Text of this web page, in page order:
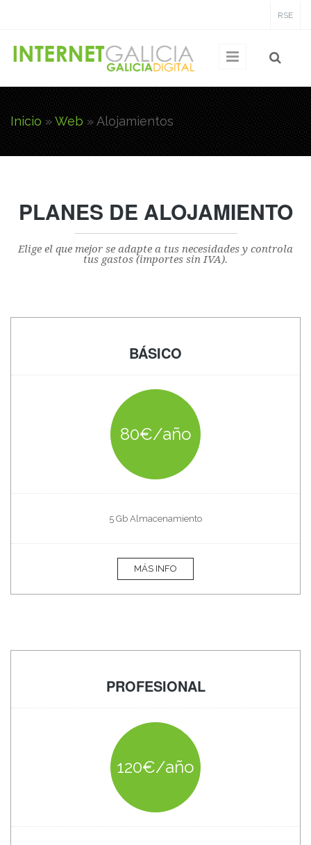
RSE
Usted está aquí
Inicio »Web » Alojamientos
PLANES DE ALOJAMIENTO
Elige el que mejor se adapte a tus necesidades y controla
tus gastos (importes sin IVA).
BÁSICO
80€/año
5 Gb Almacenamiento
MÁS INFO
PROFESIONAL
120€/año